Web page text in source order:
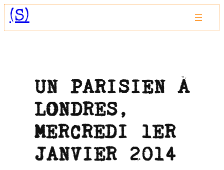
Aller
au(S)
UN PARISIEN À
LONDRES,
MERCREDI 1ER
JANVIER 2014